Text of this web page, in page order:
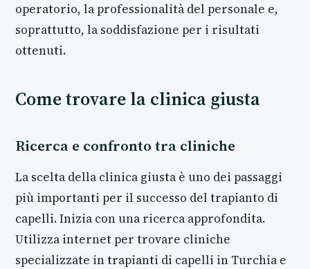
operatorio, la professionalità del personale e,
soprattutto, la soddisfazione per i risultati
ottenuti.
Come trovare la clinica giusta
Ricerca e confronto tra cliniche
La scelta della clinica giusta è uno dei passaggi
più importanti per il successo del trapianto di
capelli. Inizia con una ricerca approfondita.
Utilizza internet per trovare cliniche
specializzate in trapianti di capelli in Turchia e